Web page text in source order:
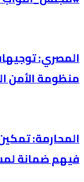
المصري:
منظومة الأمن
المحارمة:
فيهم ضمانة